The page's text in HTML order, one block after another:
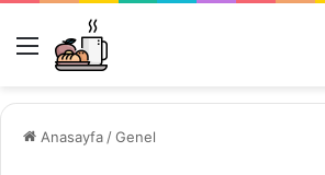
Menü
Anasayfa /Genel